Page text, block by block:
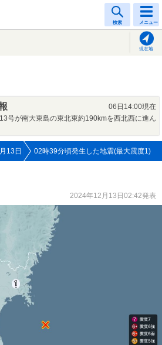
検索 メニュー
現在地
06日14:00現在
号が南大東島の東北東約190kmを西北西に進ん
13日 02時39分頃発生した地震(最大震度1)
2024年12月13日02:42発表